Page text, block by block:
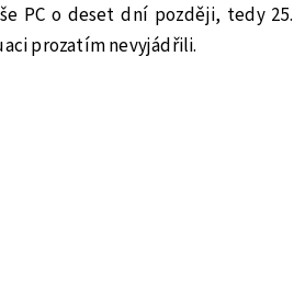
PC o deset dní později, tedy 25.
prozatím nevyjádřili.